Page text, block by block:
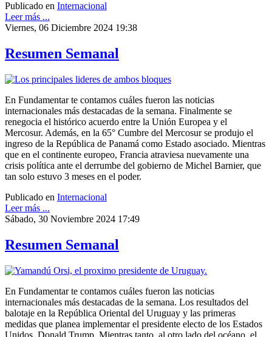
Publicado en Internacional
Leer más ...
Viernes, 06 Diciembre 2024 19:38
Resumen Semanal
En Fundamentar te contamos cuáles fueron las noticias
internacionales más destacadas de la semana. Finalmente se
renegocia el histórico acuerdo entre la Unión Europea y el
Mercosur. Además, en la 65° Cumbre del Mercosur se produjo el
ingreso de la República de Panamá como Estado asociado. Mientras
que en el continente europeo, Francia atraviesa nuevamente una
crisis política ante el derrumbe del gobierno de Michel Barnier, que
tan solo estuvo 3 meses en el poder.
Publicado en Internacional
Leer más ...
Sábado, 30 Noviembre 2024 17:49
Resumen Semanal
En Fundamentar te contamos cuáles fueron las noticias
internacionales más destacadas de la semana. Los resultados del
balotaje en la República Oriental del Uruguay y las primeras
medidas que planea implementar el presidente electo de los Estados
Unidos, Donald Trump. Mientras tanto, al otro lado del océano, el